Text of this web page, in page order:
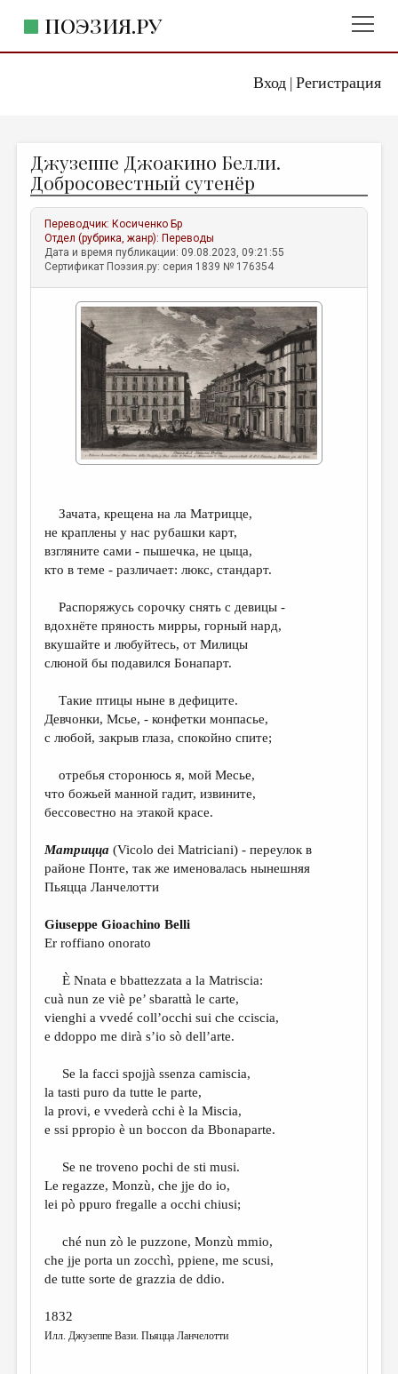
Вход| Регистрация
ПОЭЗИЯ.РУ
ЖАНРЫ
АВТОРЫ
КОММЕНТАРИИ
ЛИТСАЛОН
ПРАВИЛА САЙТА
ОТДЕЛЫ И РУБРИКИ
ИЗБРАННОЕ
ДАЙДЖЕСТ
ПРОИЗВЕДЕНИЯ
КОНКУРСЫ
ДЕТСКАЯ КОМНАТА
КНИЖНАЯ ПОЛКА
ОБЗОР ЛИТЕРАТУРЫ
СТРАНИЦЫ ПАМЯТИ
ОБЪЯВЛЕНИЯ
КОЛОНКА РЕДАКТОРА
РЕДКОЛЛЕГИЯ
ОТ РЕДАКЦИИ
МАЛАЯ ПРОЗА
ЛИТЕРАТУРОВЕДЕНИЕ
КУЛЬТУРОВЕДЕНИЕ
ПУБЛИЦИСТИКА
ЦИКЛЫ ПУБЛИКАЦИЙ
ТРЕДИАКОВСКИЙ
ВКОНТАКТЕ
Джузеппе Джоакино Белли.
Добросовестный сутенёр
Переводчик: Косиченко Бр
Отдел (рубрика, жанр): Переводы
Дата и время публикации: 09.08.2023, 09:21:55
Сертификат Поэзия.ру: серия 1839 № 176354
Зачата, крещена на ла Матрицце,
не краплены у нас рубашки карт,
взгляните сами - пышечка, не цыца,
кто в теме - различает: люкс, стандарт.
Распоряжусь сорочку снять с девицы -
вдохнёте пряность мирры, горный нард,
вкушайте и любуйтесь, от Милицы
слюной бы подавился Бонапарт.
Такие птицы ныне в дефиците.
Девчонки, Мсье, - конфетки монпасье,
с любой, закрыв глаза, спокойно спите;
отребья сторонюсь я, мой Месье,
что божьей манной гадит, извините,
бессовестно на этакой красе.
Матрицца (Vicolo dei Matriciani) - переулок в
районе Понте, так же именовалась нынешняя
Пьяцца Ланчелотти
Giuseppe Gioachino Belli
Er roffiano onorato
È Nnata e bbattezzata a la Matriscia:
cuà nun ze viè pe’ sbarattà le carte,
vienghi a vvedé coll’occhi sui che cciscia,
e ddoppo me dirà s’io sò dell’arte.
Se la facci spojjà ssenza camiscia,
la tasti puro da tutte le parte,
la provi, e vvederà cchi è la Miscia,
e ssi ppropio è un boccon da Bbonaparte.
Se ne troveno pochi de sti musi.
Le regazze, Monzù, che jje do io,
lei pò ppuro fregalle a occhi chiusi;
ché nun zò le puzzone, Monzù mmio,
che jje porta un zocchì, ppiene, me scusi,
de tutte sorte de grazzia de ddio.
1832
Илл. Джузеппе Вази. Пьяцца Ланчелотти